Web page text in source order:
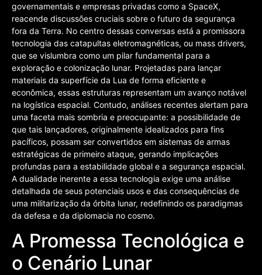
governamentais e empresas privadas como a SpaceX,
reacende discussões cruciais sobre o futuro da segurança
fora da Terra. No centro dessas conversas está a promissora
tecnologia das catapultas eletromagnéticas, ou mass drivers,
que se vislumbra como um pilar fundamental para a
exploração e colonização lunar. Projetadas para lançar
materiais da superfície da Lua de forma eficiente e
econômica, essas estruturas representam um avanço notável
na logística espacial. Contudo, análises recentes alertam para
uma faceta mais sombria e preocupante: a possibilidade de
que tais lançadores, originalmente idealizados para fins
pacíficos, possam ser convertidos em sistemas de armas
estratégicas de primeiro ataque, gerando implicações
profundas para a estabilidade global e a segurança espacial.
A dualidade inerente a essa tecnologia exige uma análise
detalhada de seus potenciais usos e das consequências de
uma militarização da órbita lunar, redefinindo os paradigmas
da defesa e da diplomacia no cosmo.
A Promessa Tecnológica e
o Cenário Lunar